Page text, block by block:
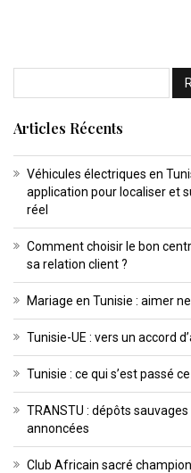
Articles Récents
Véhicules électriques en
application pour localiser et
réel
Comment choisir le bon
sa relation client ?
Mariage en Tunisie : aimer
Tunisie-UE : vers un accord
Tunisie : ce qui s’est passé
TRANSTU : dépôts
annoncées
Club Africain sacré